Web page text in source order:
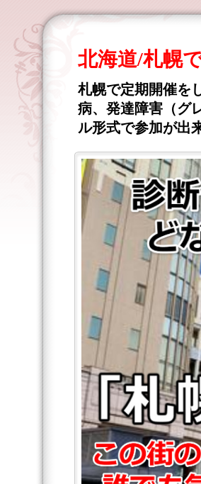
北海道/札幌
札幌で定期開催を
病、発達障害（グ
ル形式で参加が出